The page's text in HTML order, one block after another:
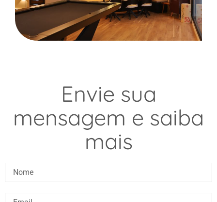
Envie sua
mensagem e saiba
mais